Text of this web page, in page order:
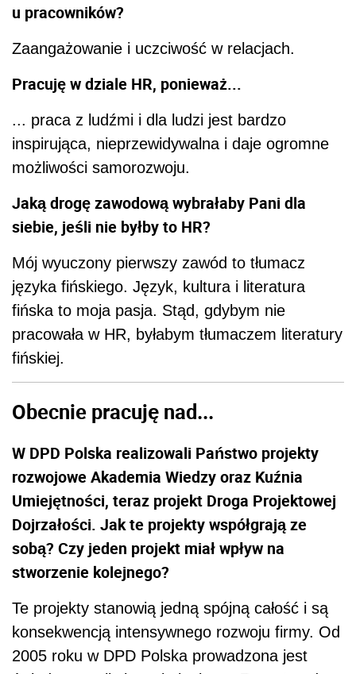
u pracowników?
Zaangażowanie i uczciwość w relacjach.
Pracuję w dziale HR, ponieważ...
... praca z ludźmi i dla ludzi jest bardzo
inspirująca, nieprzewidywalna i daje ogromne
możliwości samorozwoju.
Jaką drogę zawodową wybrałaby Pani dla
siebie, jeśli nie byłby to HR?
Mój wyuczony pierwszy zawód to tłumacz
języka fińskiego. Język, kultura i literatura
fińska to moja pasja. Stąd, gdybym nie
pracowała w HR, byłabym tłumaczem literatury
fińskiej.
Obecnie pracuję nad...
W DPD Polska realizowali Państwo projekty
rozwojowe Akademia Wiedzy oraz Kuźnia
Umiejętności, teraz projekt Droga Projektowej
Dojrzałości. Jak te projekty współgrają ze
sobą? Czy jeden projekt miał wpływ na
stworzenie kolejnego?
Te projekty stanowią jedną spójną całość i są
konsekwencją intensywnego rozwoju firmy. Od
2005 roku w DPD Polska prowadzona jest